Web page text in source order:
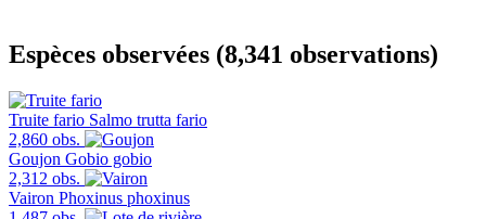
Espèces observées (8,341 observations)
Truite fario Salmo trutta fario
2,860 obs.
Goujon Gobio gobio
2,312 obs.
Vairon Phoxinus phoxinus